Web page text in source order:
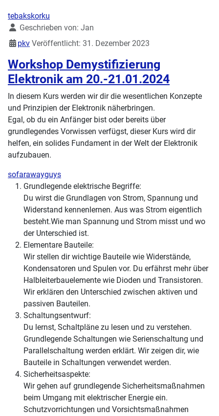
tebakskorku
DetailsGeschrieben von: Jan
pkv Veröffentlicht: 31. Dezember 2023
Workshop Demystifizierung
Elektronik am 20.-21.01.2024
In diesem Kurs werden wir dir die wesentlichen Konzepte
und Prinzipien der Elektronik näherbringen.
Egal, ob du ein Anfänger bist oder bereits über
grundlegendes Vorwissen verfügst, dieser Kurs wird dir
helfen, ein solides Fundament in der Welt der Elektronik
aufzubauen.
sofarawayguys
Grundlegende elektrische Begriffe:
Du wirst die Grundlagen von Strom, Spannung und
Widerstand kennenlernen. Aus was Strom eigentlich
besteht.Wie man Spannung und Strom misst und wo
der Unterschied ist.
Elementare Bauteile:
Wir stellen dir wichtige Bauteile wie Widerstände,
Kondensatoren und Spulen vor. Du erfährst mehr über
Halbleiterbauelemente wie Dioden und Transistoren.
Wir erklären den Unterschied zwischen aktiven und
passiven Bauteilen.
Schaltungsentwurf:
Du lernst, Schaltpläne zu lesen und zu verstehen.
Grundlegende Schaltungen wie Serienschaltung und
Parallelschaltung werden erklärt. Wir zeigen dir, wie
Bauteile in Schaltungen verwendet werden.
Sicherheitsaspekte:
Wir gehen auf grundlegende Sicherheitsmaßnahmen
beim Umgang mit elektrischer Energie ein.
Schutzvorrichtungen und Vorsichtsmaßnahmen